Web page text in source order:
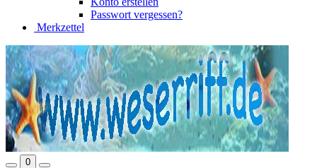
Passwort vergessen?
Merkzettel
0